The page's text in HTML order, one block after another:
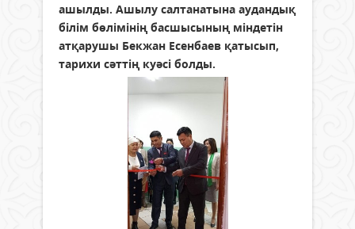
ашылды. Ашылу салтанатына аудандық
білім бөлімінің басшысының міндетін
атқарушы Бекжан Есенбаев қатысып,
тарихи сәттің куәсі болды.